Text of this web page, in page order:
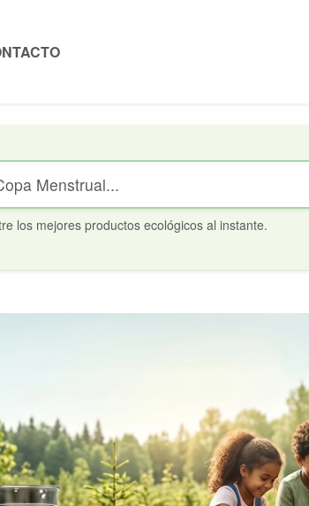
los mejores productos ecológicos al instante.